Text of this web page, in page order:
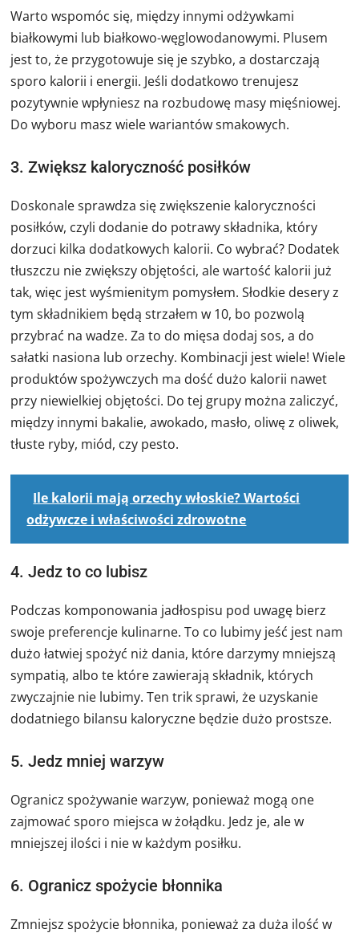
Warto wspomóc się, między innymi odżywkami
białkowymi lub białkowo-węglowodanowymi. Plusem
jest to, że przygotowuje się je szybko, a dostarczają
sporo kalorii i energii. Jeśli dodatkowo trenujesz
pozytywnie wpłyniesz na rozbudowę masy mięśniowej.
Do wyboru masz wiele wariantów smakowych.
3. Zwiększ kaloryczność posiłków
Doskonale sprawdza się zwiększenie kaloryczności
posiłków, czyli dodanie do potrawy składnika, który
dorzuci kilka dodatkowych kalorii. Co wybrać? Dodatek
tłuszczu nie zwiększy objętości, ale wartość kalorii już
tak, więc jest wyśmienitym pomysłem. Słodkie desery z
tym składnikiem będą strzałem w 10, bo pozwolą
przybrać na wadze. Za to do mięsa dodaj sos, a do
sałatki nasiona lub orzechy. Kombinacji jest wiele! Wiele
produktów spożywczych ma dość dużo kalorii nawet
przy niewielkiej objętości. Do tej grupy można zaliczyć,
między innymi bakalie, awokado, masło, oliwę z oliwek,
tłuste ryby, miód, czy pesto.
Ile kalorii mają orzechy włoskie? Wartości
odżywcze i właściwości zdrowotne
4. Jedz to co lubisz
Podczas komponowania jadłospisu pod uwagę bierz
swoje preferencje kulinarne. To co lubimy jeść jest nam
dużo łatwiej spożyć niż dania, które darzymy mniejszą
sympatią, albo te które zawierają składnik, których
zwyczajnie nie lubimy. Ten trik sprawi, że uzyskanie
dodatniego bilansu kaloryczne będzie dużo prostsze.
5. Jedz mniej warzyw
Ogranicz spożywanie warzyw, ponieważ mogą one
zajmować sporo miejsca w żołądku. Jedz je, ale w
mniejszej ilości i nie w każdym posiłku.
6. Ogranicz spożycie błonnika
Zmniejsz spożycie błonnika, ponieważ za duża ilość w